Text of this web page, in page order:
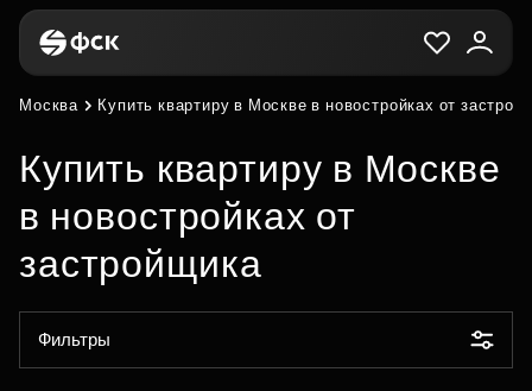
Москва Купить квартиру в Москве в новостройках от
Купить квартиру в Москве
в новостройках от
застройщика
Фильтры